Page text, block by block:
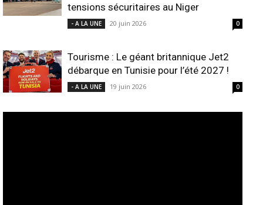
tensions sécuritaires au Niger
- A LA UNE 20 juin 2026 0
Tourisme : Le géant britannique Jet2
débarque en Tunisie pour l’été 2027 !
- A LA UNE 19 juin 2026 0